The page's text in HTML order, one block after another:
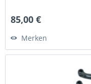
85,00 €
Merken